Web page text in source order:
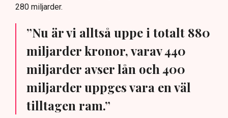
280 miljarder.
”Nu är vi alltså uppe i totalt 880
miljarder kronor, varav 440
miljarder avser lån och 400
miljarder uppges vara en väl
tilltagen ram.”